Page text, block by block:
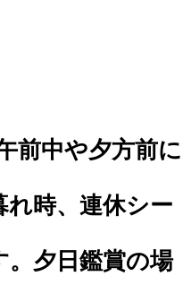
前中や夕方前に
時、連休シー
夕日鑑賞の場